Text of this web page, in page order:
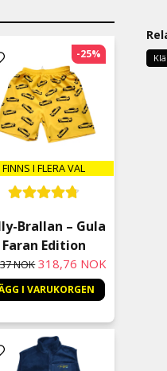
FINNS I FLERA VAL
Brallan – Gula
Faran Edition
NOK 318,76 NOK
I VARUKORGEN
-25%